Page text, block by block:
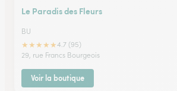
Le Paradis des Fleurs
BU
★★★★★4.7 (95)
29, rue Francs Bourgeois
Voir la boutique